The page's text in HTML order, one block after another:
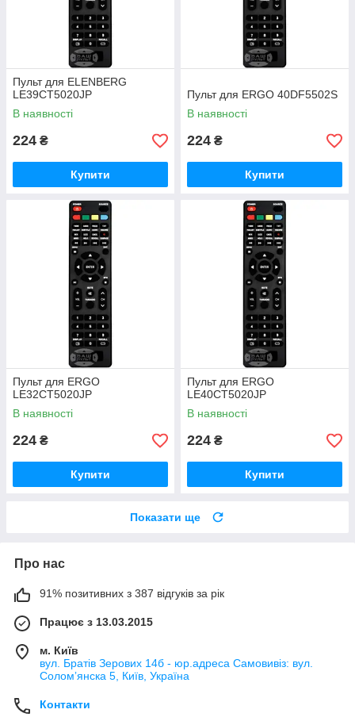
Пульт для ELENBERG
LE39CT5020JP
В наявності
224 ₴
Купити
Пульт для ERGO 40DF5502S
В наявності
224 ₴
Купити
Пульт для ERGO
LE32CT5020JP
В наявності
224 ₴
Купити
Пульт для ERGO
LE40CT5020JP
В наявності
224 ₴
Купити
Показати ще
Про нас
91% позитивних з 387 відгуків за рік
Працює з 13.03.2015
м. Київ
вул. Братів Зерових 14б - юр.адреса Самовивіз: вул.
Соломʼянска 5, Київ, Україна
Контакти